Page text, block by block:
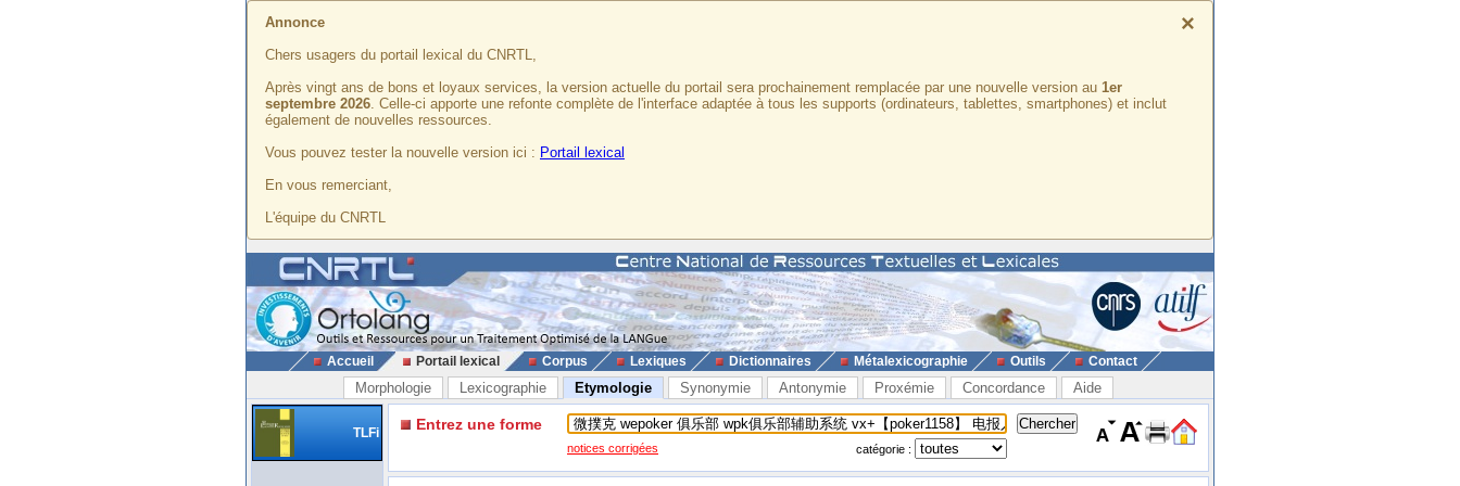
×
Annonce
Chers usagers du portail lexical du CNRTL,
Après vingt ans de bons et loyaux services, la version actuelle du portail sera prochainement remplacée par une nouvelle version au 1er
septembre 2026. Celle-ci apporte une refonte complète de l'interface adaptée à tous les supports (ordinateurs, tablettes, smartphones) et inclut
également de nouvelles ressources.
Vous pouvez tester la nouvelle version ici : Portail lexical
En vous remerciant,
L'équipe du CNRTL
Accueil Portail lexical Corpus Lexiques Dictionnaires Métalexicographie Outils Contact
Morphologie Lexicographie Etymologie Synonymie Antonymie Proxémie Concordance Aide
TLFi Entrez une forme
notices corrigées catégorie :